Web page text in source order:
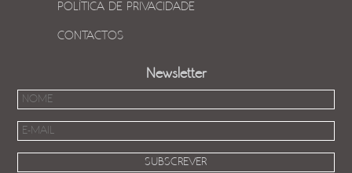
POLÍTICA DE PRIVACIDADE
CONTACTOS
Newsletter